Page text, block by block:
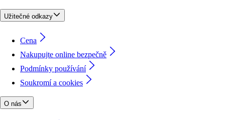
Užitečné odkazy
Cena
Nakupujte online bezpečně
Podmínky používání
Soukromí a cookies
O nás